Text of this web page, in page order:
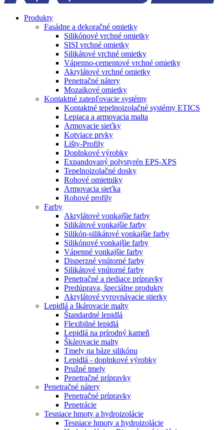
Produkty
Fasádne a dekoračné omietky
Silikónové vrchné omietky
SISI vrchné omietky
Silikátové vrchné omietky
Vápenno-cementové vrchné omietky
Akrylátové vrchné omietky
Penetračné nátery
Mozaikové omietky
Kontaktné zatepľovacie systémy
Kontaktné tepelnoizolačné systémy ETICS
Lepiaca a armovacia malta
Armovacie sieťky
Kotviace prvky
Lišty-Profily
Doplnkové výrobky
Expandovaný polystyrén EPS-XPS
Tepelnoizolačné dosky
Rohové omietniky
Armovacia sieťka
Rohové profily
Farby
Akrylátové vonkajšie farby
Silikátové vonkajšie farby
Silikón-silikátové vonkajšie farby
Silikónové vonkajšie farby
Vápenné vonkajšie farby
Disperzné vnútorné farby
Silikátové vnútorné farby
Penetračné a riediace prípravky
Predúprava, špeciálne produkty
Akrylátové vyrovnávacie stierky
Lepidlá a škárovacie malty
Štandardné lepidlá
Flexibilné lepidlá
Lepidlá na prírodný kameň
Škárovacie malty
Tmely na báze silikónu
Lepidlá - doplnkové výrobky
Pružné tmely
Penetračné prípravky
Penetračné nátery
Penetračné prípravky
Penetrácie
Tesniace hmoty a hydroizolácie
Tesniace hmoty a hydroizolácie